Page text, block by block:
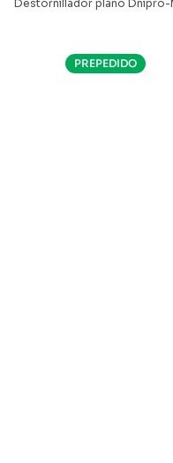
Destornillador plano Dnipro-
PREPEDIDO